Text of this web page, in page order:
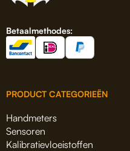
Betaalmethodes:
PRODUCT CATEGORIEËN
Handmeters
Sensoren
Kalibratievloeistoffen